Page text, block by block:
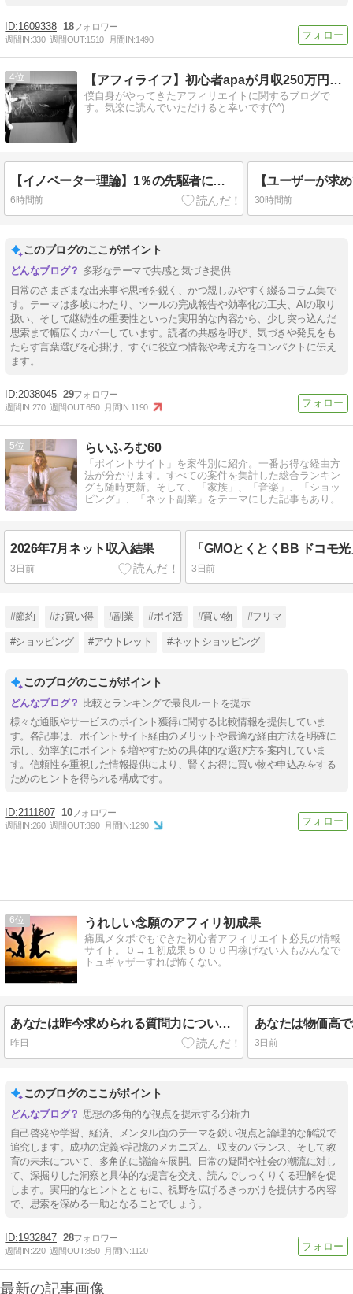
1609338 18
週間IN:330 週間OUT:1510 月間IN:1490
4 【アフィライフ】初心者apaが月収250万円稼いだ方法
僕自身がやってきたアフィリエイトに関するブログで
す。気楽に読んでいただけると幸いです(^^)
【イノベーター理論】1％の先駆者になれないなら34％のアーリーマジョリティで良い。fable5をもっと早く使っておけばよかったという話
6時間前 30時間前
このブログのここがポイント
多彩なテーマで共感と気づき提供
日常のさまざまな出来事や思考を鋭く、かつ親しみやすく綴るコラム集で
す。テーマは多岐にわたり、ツールの完成報告や効率化の工夫、AIの取り
扱い、そして継続性の重要性といった実用的な内容から、少し突っ込んだ
思索まで幅広くカバーしています。読者の共感を呼び、気づきや発見をも
たらす言葉選びを心掛け、すぐに役立つ情報や考え方をコンパクトに伝え
ます。
2038045 29
週間IN:270 週間OUT:650 月間IN:1190
5 らいふろむ60
「ポイントサイト」を案件別に紹介。一番お得な経由方
法が分かります。すべての案件を集計した総合ランキン
グも随時更新。そして、「家族」、「音楽」、「ショッ
ピング」、「ネット副業」をテーマにした記事もあり。
2026年7月ネット収入結果
3日前 3日前
#節約 #お買い得 #副業 #ポイ活 #買い物 #フリマ
#ショッピング #アウトレット #ネットショッピング
このブログのここがポイント
比較とランキングで最良ルートを提示
様々な通販やサービスのポイント獲得に関する比較情報を提供していま
す。各記事は、ポイントサイト経由のメリットや最適な経由方法を明確に
示し、効率的にポイントを増やすための具体的な選び方を案内していま
す。信頼性を重視した情報提供により、賢くお得に買い物や申込みをする
ためのヒントを得られる構成です。
2111807 10
週間IN:260 週間OUT:390 月間IN:1290
6 うれしい念願のアフィリ初成果
痛風メタボでもできた初心者アフィリエイト必見の情報
サイト。０→１初成果５０００円稼げない人もみんなで
トュギャザーすれば怖くない。
あなたは昨今求められる質問力について深く考えていますか？仕事で成功した人にも共通する生成ＡＩが普及しつつある今問われる質問力の上げ方とは？
昨日 3日前
このブログのここがポイント
思想の多角的な視点を提示する分析力
自己啓発や学習、経済、メンタル面のテーマを鋭い視点と論理的な解説で
追究します。成功の定義や記憶のメカニズム、収支のバランス、そして教
育の未来について、多角的に議論を展開。日常の疑問や社会の潮流に対し
て、深掘りした洞察と具体的な提言を交え、読んでしっくりくる理解を促
します。実用的なヒントとともに、視野を広げるきっかけを提供する内容
で、思索を深める一助となることでしょう。
1932847 28
週間IN:220 週間OUT:850 月間IN:1120
最新の記事画像